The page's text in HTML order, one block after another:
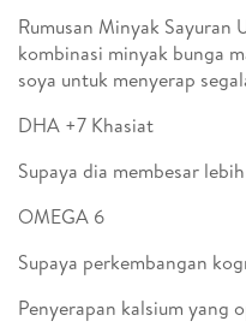
Rumusan Minyak Sayuran
kombinasi minyak bunga
soya untuk menyerap
DHA +7 Khasiat
Supaya dia membesar
OMEGA 6
Supaya perkembangan
Penyerapan kalsium yang